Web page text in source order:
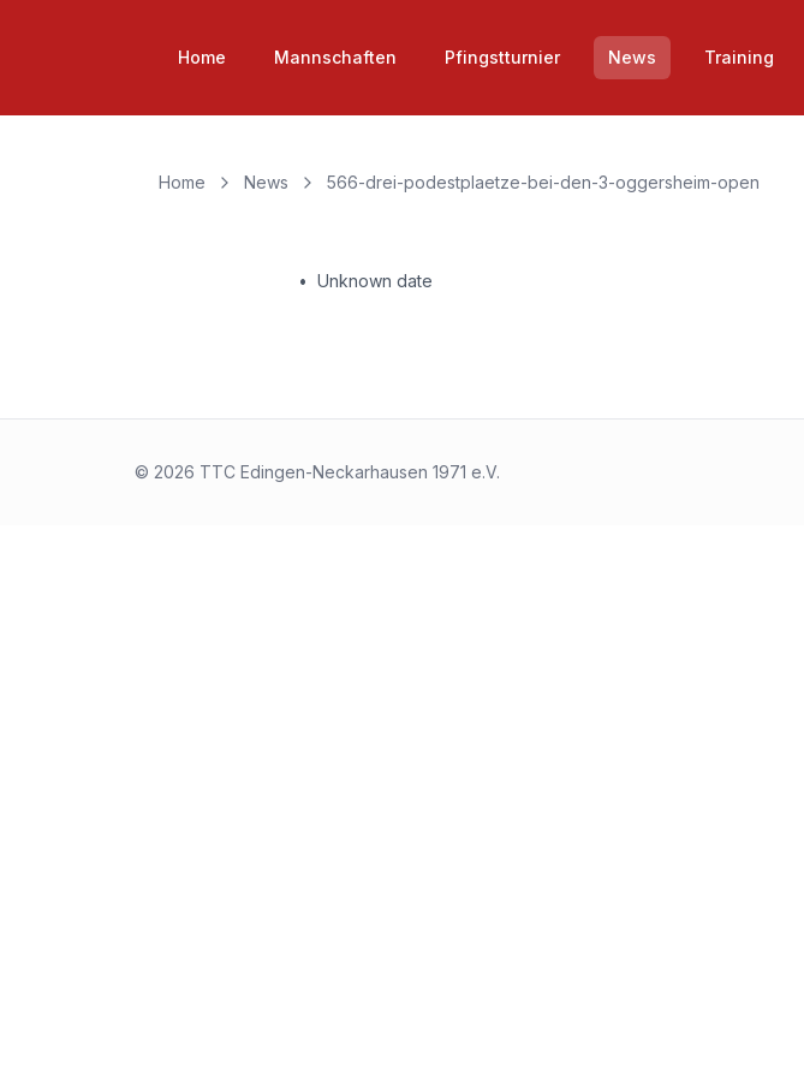
Home Mannschaften Pfingstturnier News Training
Home News 566-drei-podestplaetze-bei-den-3-oggersheim-open
• Unknown date
© 2026 TTC Edingen-Neckarhausen 1971 e.V.